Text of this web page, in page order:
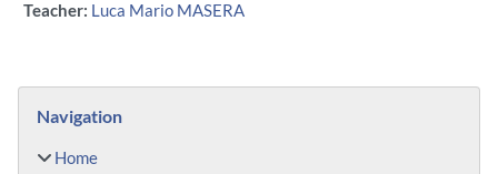
Teacher: Luca Mario MASERA
Blocks
Navigation
Home